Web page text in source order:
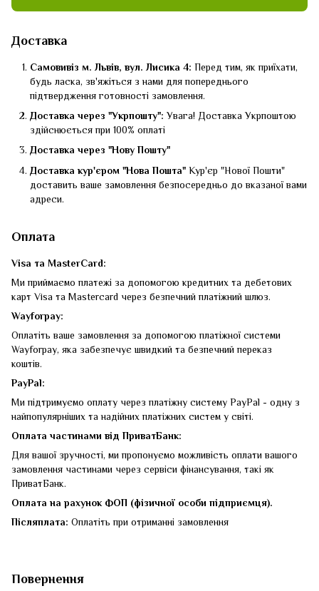
Доставка
Самовивіз м. Львів, вул. Лисика 4: Перед тим, як приїхати,
будь ласка, зв'яжіться з нами для попереднього
підтвердження готовності замовлення.
Доставка через "Укрпошту":Увага! Доставка Укрпоштою
здійснюється при 100% оплаті
Доставка через "Нову Пошту"
Доставка кур'єром "Нова Пошта"Кур'єр "Нової Пошти"
доставить ваше замовлення безпосередньо до вказаної вами
адреси.
Оплата
Visa та MasterCard:
Ми приймаємо платежі за допомогою кредитних та дебетових
карт Visa та Mastercard через безпечний платіжний шлюз.
Wayforpay:
Оплатіть ваше замовлення за допомогою платіжної системи
Wayforpay, яка забезпечує швидкий та безпечний переказ
коштів.
PayPal:
Ми підтримуємо оплату через платіжну систему PayPal - одну з
найпопулярніших та надійних платіжних систем у світі.
Оплата частинами від ПриватБанк:
Для вашої зручності, ми пропонуємо можливість оплати вашого
замовлення частинами через сервіси фінансування, такі як
ПриватБанк.
Оплата на рахунок ФОП (фізичної особи підприємця).
Післяплата: Оплатіть при отриманні замовлення
Повернення